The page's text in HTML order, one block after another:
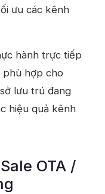
ưu các kênh
hành trực tiếp
phù hợp cho
lưu trú đang
hiệu quả kênh
OTA /